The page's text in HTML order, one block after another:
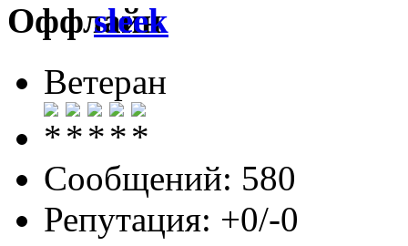
sleek
Ветеран
Сообщений: 580
Репутация: +0/-0